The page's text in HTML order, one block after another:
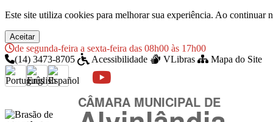
Este site utiliza cookies para melhorar sua experiência. Ao continuar
Aceitar
de segunda-feira a sexta-feira das 08h00 às 17h00
(14) 3473-8705
Acessibilidade VLibras Mapa do Site
CÂMARA MUNICIPAL DE